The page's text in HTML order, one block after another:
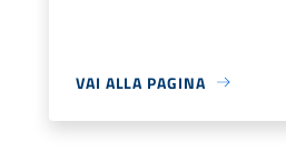
VAI ALLA PAGINA